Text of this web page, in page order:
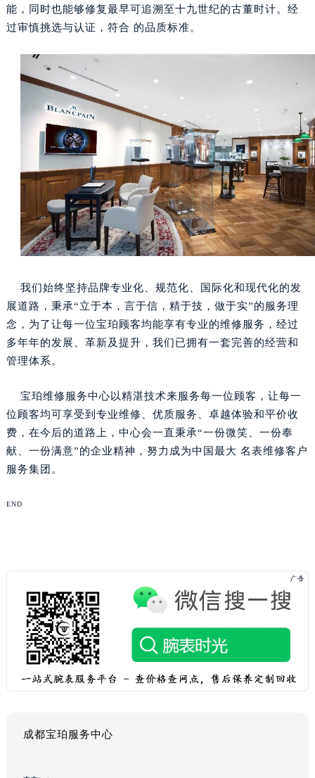
能，同时也能够修复最早可追溯至十九世纪的古董时计。经
过审慎挑选与认证，符合 的品质标准。
我们始终坚持品牌专业化、规范化、国际化和现代化的发
展道路，秉承“立于本，言于信，精于技，做于实”的服务理
念，为了让每一位宝珀顾客均能享有专业的维修服务，经过
多年年的发展、革新及提升，我们已拥有一套完善的经营和
管理体系。
宝珀维修服务中心以精湛技术来服务每一位顾客，让每一
位顾客均可享受到专业维修、优质服务、卓越体验和平价收
费，在今后的道路上，中心会一直秉承“一份微笑、一份奉
献、一份满意”的企业精神，努力成为中国最大 名表维修客户
服务集团。
END
成都宝珀服务中心